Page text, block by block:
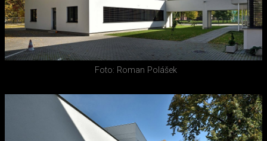
Foto: Roman Polášek